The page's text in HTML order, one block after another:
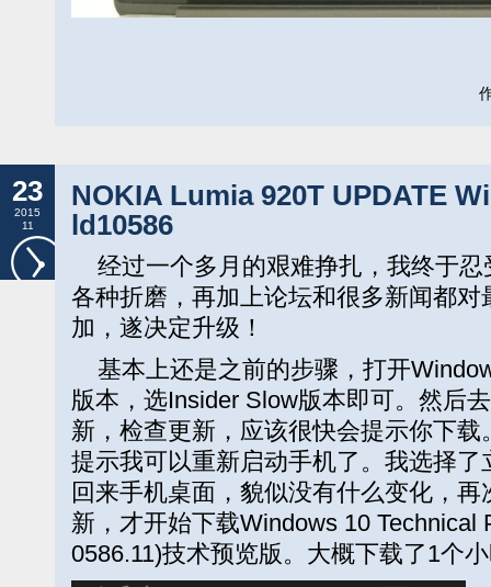
23
2015
11
NOKIA Lumia 920T UPDATE
ld10586
经过一个多月的艰难挣扎，我终于忍
各种折磨，再加上论坛和很多新闻都
加，遂决定升级！
基本上还是之前的步骤，打开
版本，选Insider Slow版本即可。然后
新，检查更新，应该很快会提示你下
提示我可以重新启动手机了。我选择
回来手机桌面，貌似没有什么变化，
新，才开始下载Windows 10 Technical
0586.11)技术预览版。大概下载了1个